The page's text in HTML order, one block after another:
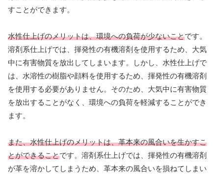
すことができます。
水性仕上げのメリットは、環境への負荷が少ないことです。
溶剤系仕上げでは、揮発性の有機溶剤を使用するため、大気
中に有害物質を放出してしまいます。しかし、水性仕上げで
は、水溶性の樹脂や顔料を使用するため、揮発性の有機溶剤
を使用する必要がありません。そのため、大気中に有害物質
を放出することがなく、環境への負荷を軽減することができ
ます。
また、水性仕上げのメリットは、革本来の風合いを生かすこ
とができることです。溶剤系仕上げでは、揮発性の有機溶剤
が革を溶かしてしまうため、革本来の風合いを損ねてしまい